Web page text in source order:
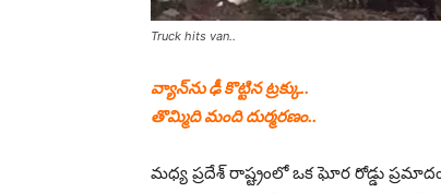
Truck hits van..
వ్యాన్‌ను ఢీ కొట్టిన ట్రక్కు..
తొమ్మిది మంది దుర్మరణం..
మధ్య ప్రదేశ్‌ రాష్ట్రంలో ఒక ఘోర రోడ్డు